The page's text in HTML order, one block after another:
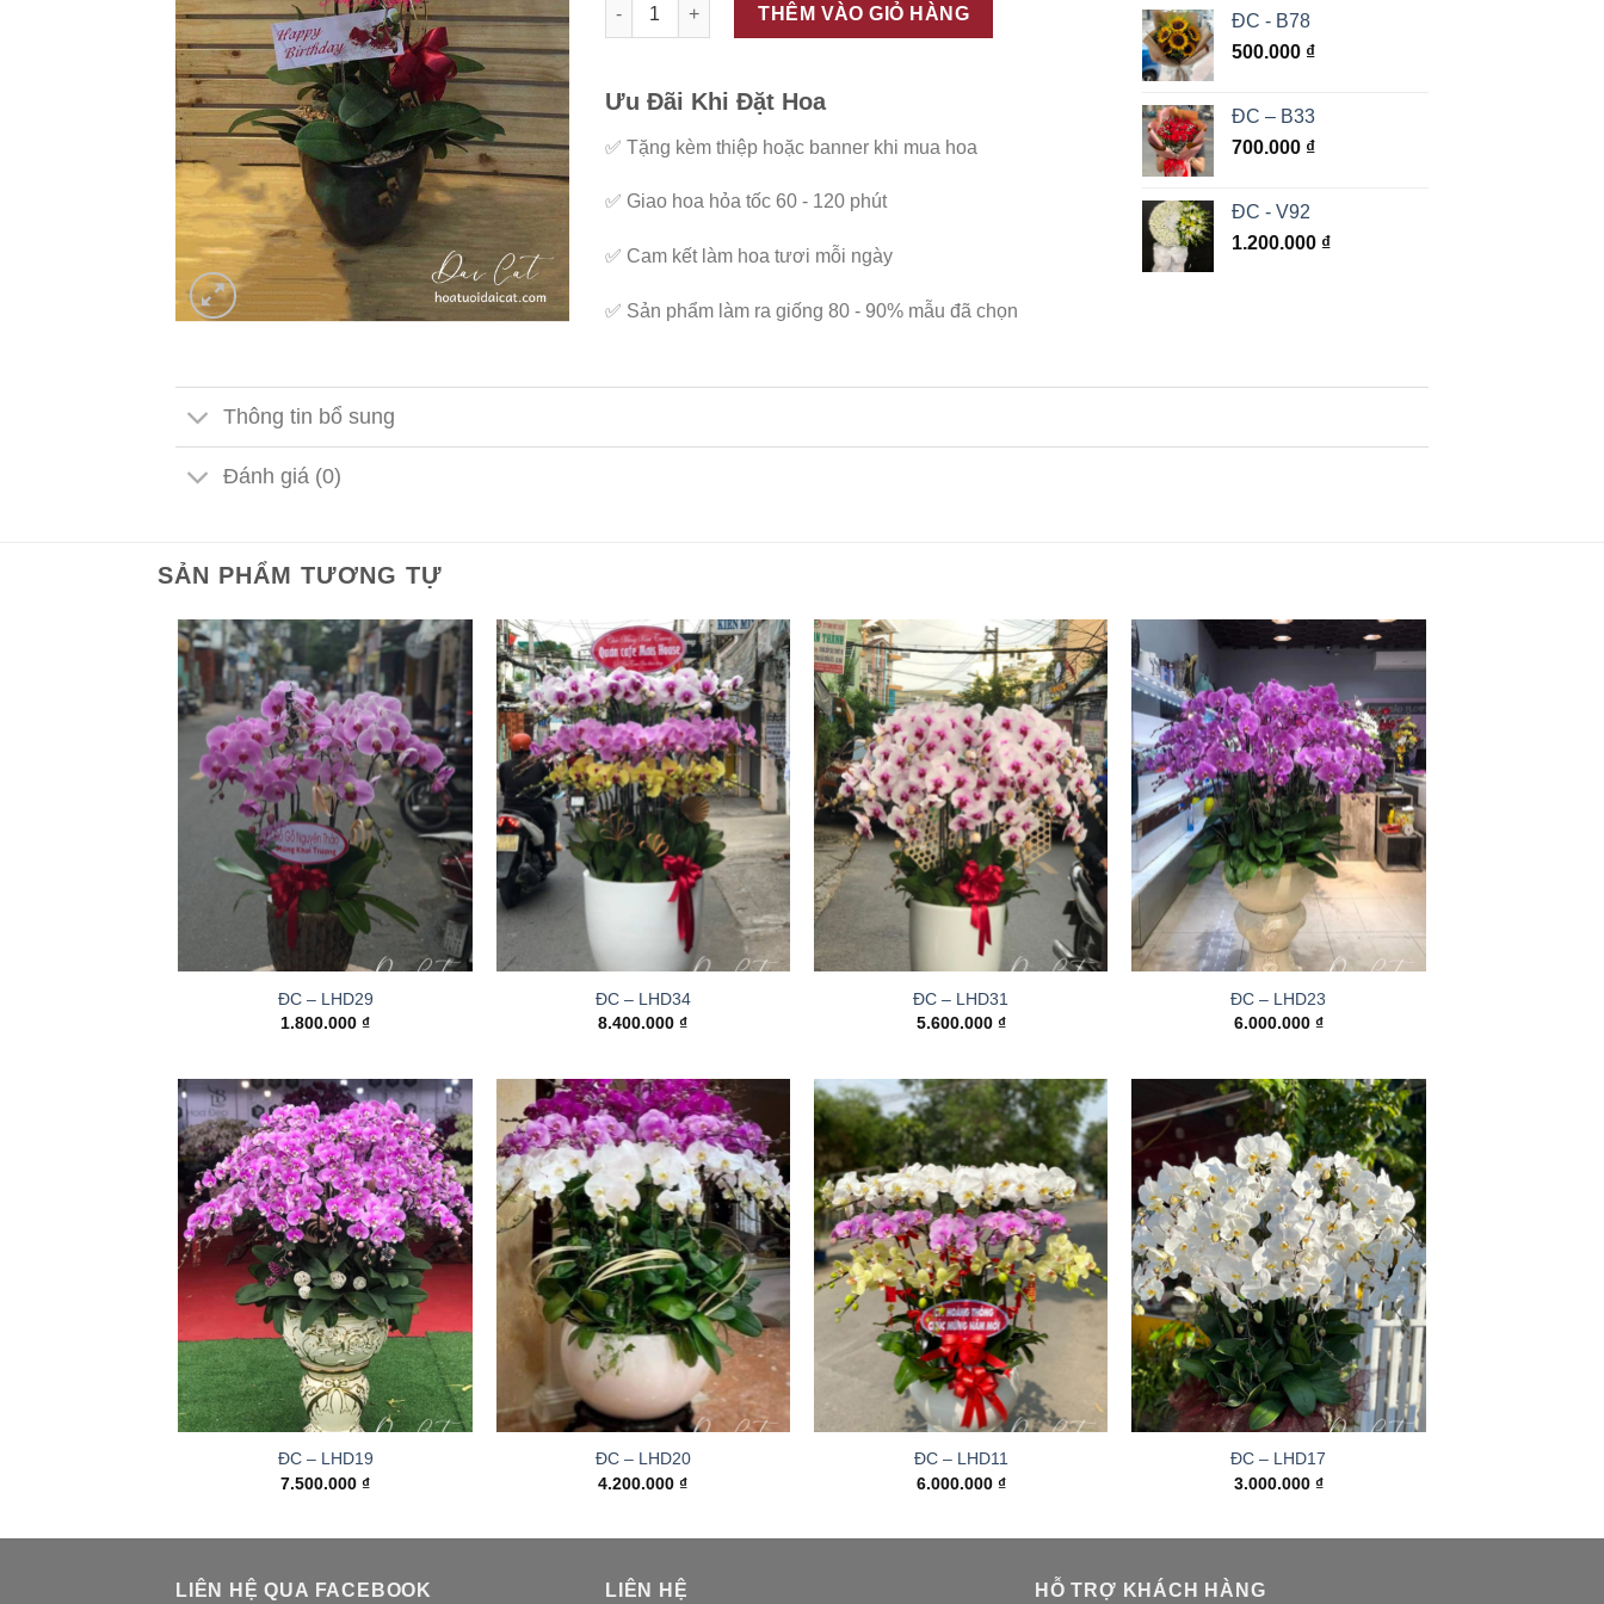
THÊM VÀO GIỎ HÀNG
Ưu Đãi Khi Đặt Hoa
✅ Tặng kèm thiệp hoặc banner khi mua hoa
✅ Giao hoa hỏa tốc 60 - 120 phút
✅ Cam kết làm hoa tươi mỗi ngày
✅ Sản phẩm làm ra giống 80 - 90% mẫu đã chọn
ĐC - B78
500.000 ₫
ĐC – B33
700.000 ₫
ĐC - V92
1.200.000 ₫
Thông tin bổ sung
Đánh giá (0)
SẢN PHẨM TƯƠNG TỰ
ĐC – LHD29
1.800.000₫
ĐC – LHD34
8.400.000₫
ĐC – LHD31
5.600.000 ₫
ĐC – LHD23
6.000.000 ₫
ĐC – LHD19
7.500.000₫
ĐC – LHD20
4.200.000₫
ĐC – LHD11
6.000.000 ₫
ĐC – LHD17
3.000.000 ₫
LIÊN HỆ QUA FACEBOOK LIÊN HỆ HỖ TRỢ KHÁCH HÀNG